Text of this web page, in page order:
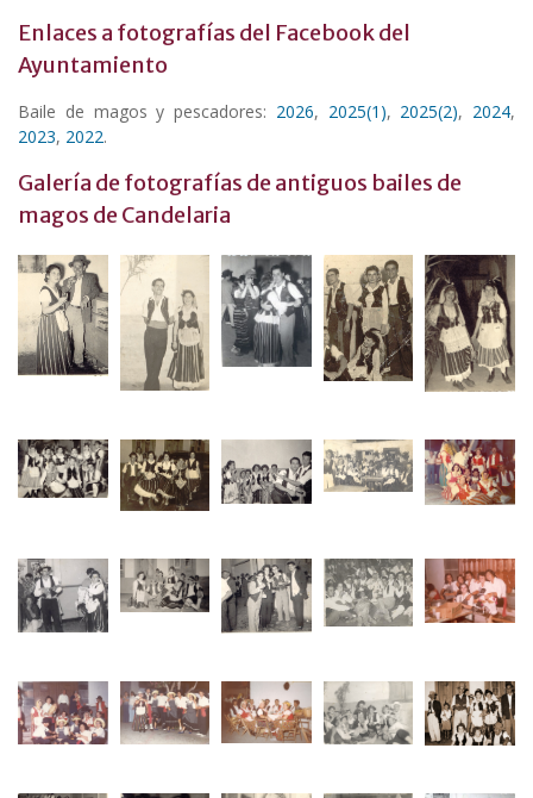
Enlaces a fotografías del Facebook del
Ayuntamiento
Baile de magos y pescadores: 2026, 2025(1), 2025(2), 2024,
2023, 2022.
Galería de fotografías de antiguos bailes de
magos de Candelaria